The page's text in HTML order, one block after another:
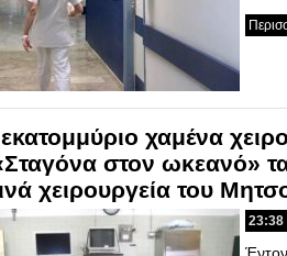
χαμένα
στον ωκεανό»
χειρουργεία του
23:38